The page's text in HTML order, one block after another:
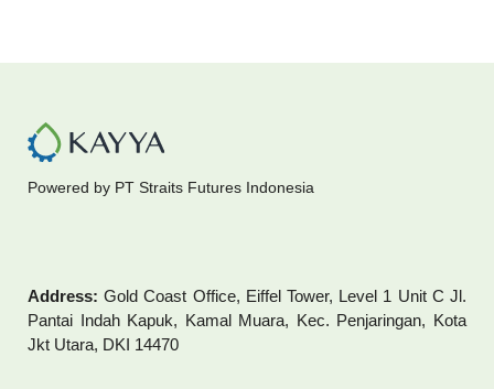
Powered by PT Straits Futures Indonesia
Address: Gold Coast Office, Eiffel Tower, Level 1 Unit C Jl.
Pantai Indah Kapuk, Kamal Muara, Kec. Penjaringan, Kota
Jkt Utara, DKI 14470